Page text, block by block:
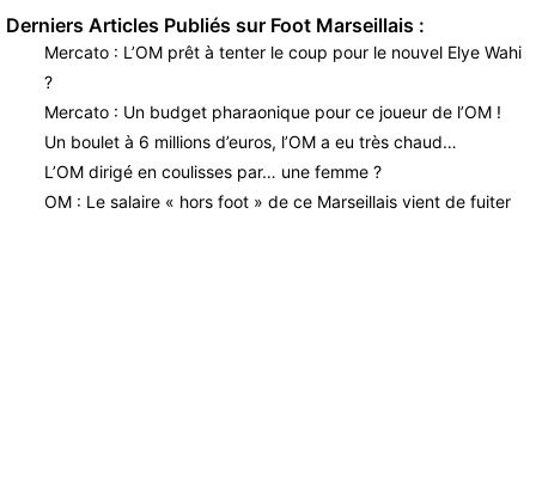
Derniers Articles Publiés sur Foot Marseillais :
Mercato : L’OM prêt à tenter le coup pour le nouvel Elye Wahi
?
Mercato : Un budget pharaonique pour ce joueur de l’OM !
Un boulet à 6 millions d’euros, l’OM a eu très chaud…
L’OM dirigé en coulisses par… une femme ?
OM : Le salaire « hors foot » de ce Marseillais vient de fuiter